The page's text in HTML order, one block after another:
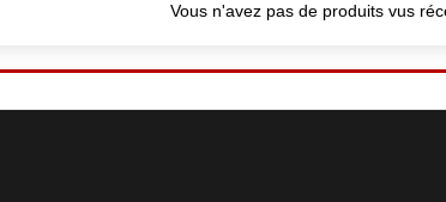
Vous n'avez pas de produits vus